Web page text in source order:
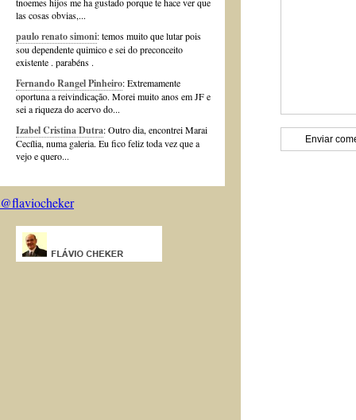
las cosas obvias,...
paulo renato simoni: temos muito que lutar pois
sou dependente quimico e sei do preconceito
existente . parabéns .
Fernando Rangel Pinheiro: Extremamente
oportuna a reivindicação. Morei muito anos em JF e
sei a riqueza do acervo do...
Izabel Cristina Dutra: Outro dia, encontrei Marai
Cecília, numa galeria. Eu fico feliz toda vez que a
vejo e quero...
@flaviocheker